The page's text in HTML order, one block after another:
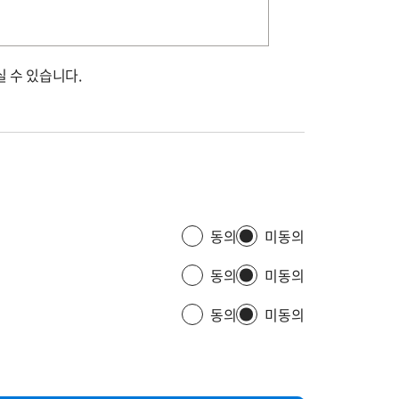
수 있습니다.
동의
미동의
동의
미동의
동의
미동의